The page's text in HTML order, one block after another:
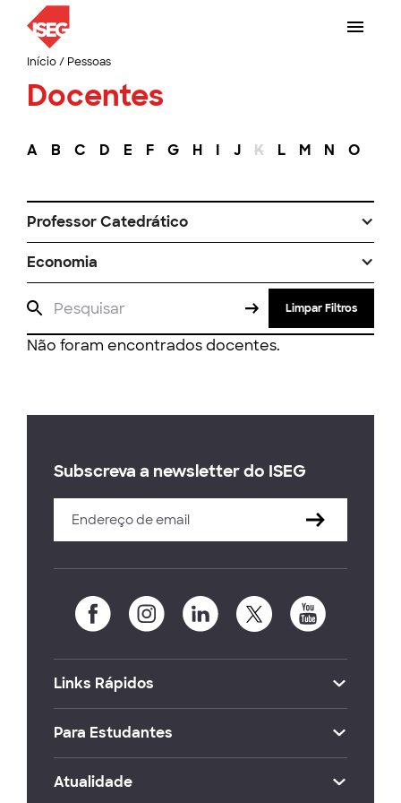
Início/ Pessoas
Docentes
A B C D E F G H I J K L M N O
Professor Catedrático
Economia
Limpar Filtros
Não foram encontrados docentes.
Subscreva a newsletter do ISEG
Links Rápidos
Para Estudantes
Atualidade